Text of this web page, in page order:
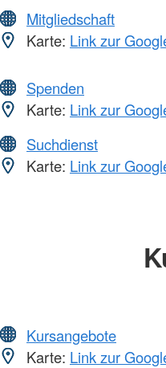
Mitgliedschaft
Karte: Link zur
Spenden
Karte: Link zur
Suchdienst
Karte: Link zur
Kursangebote
Karte: Link zur